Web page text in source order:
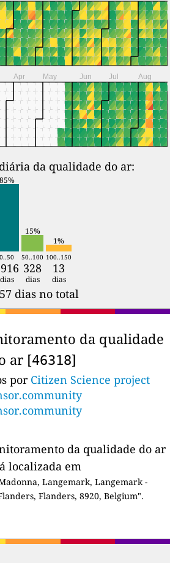
Apr May Jun Jul Aug
da qualidade do ar:
85%
15%
1%
0..50 50..100 100..150
328 13
dias dias dias
dias no total
da qualidade
ar [46318]
por Citizen Science project
da qualidade do ar
localizada em
Langemark, Langemark -
Flanders, 8920, Belgium".